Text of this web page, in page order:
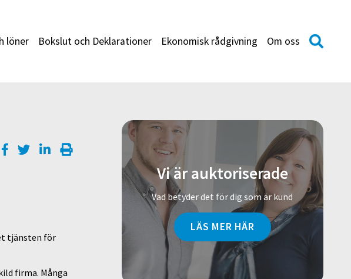
löner Bokslut och Deklarationer Ekonomisk rådgivning Om oss
tjänsten för
firma. Många
Vi är auktoriserade
Vad betyder det för dig som är kund
LÄS MER HÄR